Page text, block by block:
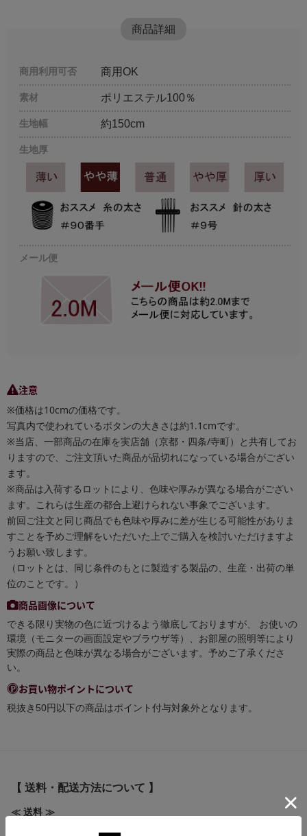
商品詳細
商用利用可否 商用OK
素材 ポリエステル100％
生地幅 約150cm
生地厚
メール便
注意
※価格は10cmの価格です。
写真内で使われているボタンの大きさは約1.1cmです。
※当店、一部商品の在庫を実店舗（京都・四条/寺町）と共有してお
りますので、ご注文頂いた商品が品切れになっている場合がござい
ます。
※商品は入荷するロットにより、色味や厚みが異なる場合がござい
ます。これらは生産の都合上避けられない事象でございます。
前回ご注文と同じ商品でも色味や厚みに差が生じる可能性がありま
すことを予めご理解をいただいた上でご購入を検討いただけますよ
うお願い致します。
（ロットとは、同じ条件のもとに製造する製品の、生産・出荷の単
位のことです。）
商品画像について
できる限り実物の色に近づけるよう徹底しておりますが、 お使いの
環境（モニターの画面設定やブラウザ等）、お部屋の照明等により
実際の商品と色味が異なる場合がございます。予めご了承くださ
い。
お買い物ポイントについて
税抜き50円以下の商品はポイント付与対象外となります。
【 送料・配送方法について 】
≪ 送料 ≫
全国一律送料 580円